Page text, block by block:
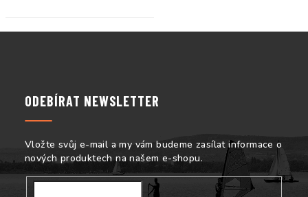
ODEBÍRAT NEWSLETTER
Vložte svůj e-mail a my vám budeme zasílat informace o
nových produktech na našem e-shopu.